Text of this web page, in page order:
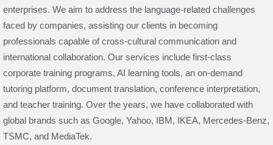
enterprises. We aim to address the language-related challenges
faced by companies, assisting our clients in becoming
professionals capable of cross-cultural communication and
international collaboration. Our services include first-class
corporate training programs, AI learning tools, an on-demand
tutoring platform, document translation, conference interpretation,
and teacher training. Over the years, we have collaborated with
global brands such as Google, Yahoo, IBM, IKEA, Mercedes-Benz,
TSMC, and MediaTek.